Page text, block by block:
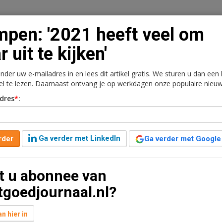
Vacaturebank Contact Abonnementen
om naar uit te kijken'
de vastgoedmarkten allemaal te wachten? Blijft het
per saldo nog steeds een veilige
'2021 heeft veel om
uit te kijken'
uw e-mailadres in en lees dit artikel gratis. We sturen u dan een
te lezen. Daarnaast ontvang je op werkdagen onze populaire
*:
Ga verder met LinkedIn Ga verder met Google
u abonnee van
hier in